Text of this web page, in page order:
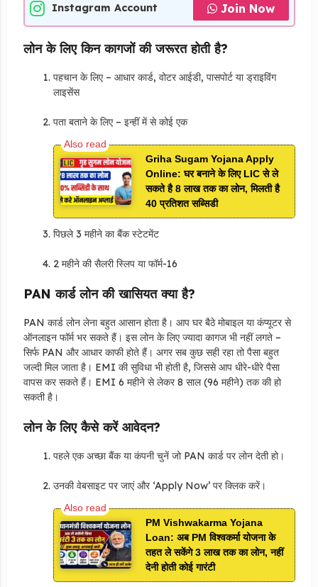
Instagram Account Join Now
लोन के लिए किन कागजों की जरूरत होती है?
पहचान के लिए – आधार कार्ड, वोटर आईडी, पासपोर्ट या ड्राइविंग
लाइसेंस
पता बताने के लिए – इन्हीं में से कोई एक
Griha Sugam Yojana Apply
Online: घर बनाने के लिए LIC से ले
सकते है 8 लाख तक का लोन, मिलती है
40 प्रतिशत सब्सिडी
पिछले 3 महीने का बैंक स्टेटमेंट
2 महीने की सैलरी स्लिप या फॉर्म-16
PAN कार्ड लोन की खासियत क्या है?
PAN कार्ड लोन लेना बहुत आसान होता है। आप घर बैठे मोबाइल या कंप्यूटर से
ऑनलाइन फॉर्म भर सकते हैं। इस लोन के लिए ज्यादा कागज भी नहीं लगते –
सिर्फ PAN और आधार काफी होते हैं। अगर सब कुछ सही रहा तो पैसा बहुत
जल्दी मिल जाता है। EMI की सुविधा भी होती है, जिससे आप धीरे-धीरे पैसा
वापस कर सकते हैं। EMI 6 महीने से लेकर 8 साल (96 महीने) तक की हो
सकती है।
लोन के लिए कैसे करें आवेदन?
पहले एक अच्छा बैंक या कंपनी चुनें जो PAN कार्ड पर लोन देती हो।
उनकी वेबसाइट पर जाएं और ‘Apply Now’ पर क्लिक करें।
PM Vishwakarma Yojana
Loan: अब PM विश्वकर्मा योजना के
तहत ले सकेंगे 3 लाख तक का लोन, नहीं
देनी होती कोई गारंटी